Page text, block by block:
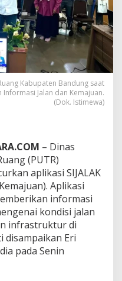
Kabupaten Bandung saat
Informasi Jalan dan Kemajuan.
(Dok. Istimewa)
– Dinas
(PUTR)
aplikasi SIJALAK
Aplikasi
informasi
kondisi jalan
infrastruktur di
disampaikan Eri
pada Senin